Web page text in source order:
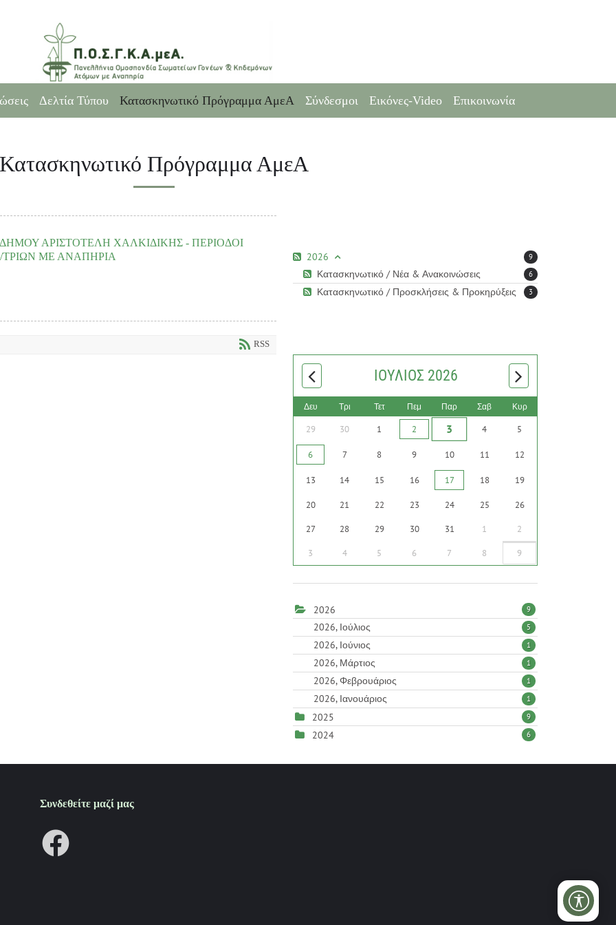
Δελτία Τύπου Κατασκηνωτικό Πρόγραμμα ΑμεΑ Σύνδεσμοι Εικόνες-Video Επικοινωνία
Κατασκηνωτικό Πρόγραμμα ΑμεΑ
ΑΡΙΣΤΟΤΕΛΗ ΧΑΛΚΙΔΙΚΗΣ - ΠΕΡΙΟΔΟΙ
ΜΕ ΑΝΑΠΗΡΙΑ
έναρξης και λήξης των δεκαήμερων κατασκηνωτικών περιόδων
RSS
9
2026
6
Κατασκηνωτικό / Νέα & Ανακοινώσεις
3
Κατασκηνωτικό / Προσκλήσεις & Προκηρύξεις
ΙΟΎΛΙΟΣ 2026
Δευ Τρι Τετ Πεμ Παρ Σαβ Κυρ
29 30 1 2 3 4 5
6 7 8 9 10 11 12
13 14 15 16 17 18 19
20 21 22 23 24 25 26
27 28 29 30 31 1 2
3 4 5 6 7 8 9
2026 9
2026, Ιούλιος 5
2026, Ιούνιος 1
2026, Μάρτιος 1
2026, Φεβρουάριος 1
2026, Ιανουάριος 1
2025 9
2024 6
Συνδεθείτε μαζί μας